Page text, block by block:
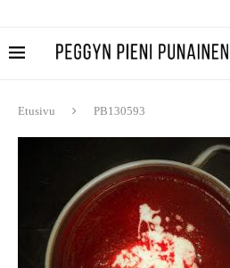
Etusivu PB130593